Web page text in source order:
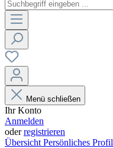
Menü schließen
Ihr Konto
Anmelden
oderregistrieren
Übersicht Persönliches Profil